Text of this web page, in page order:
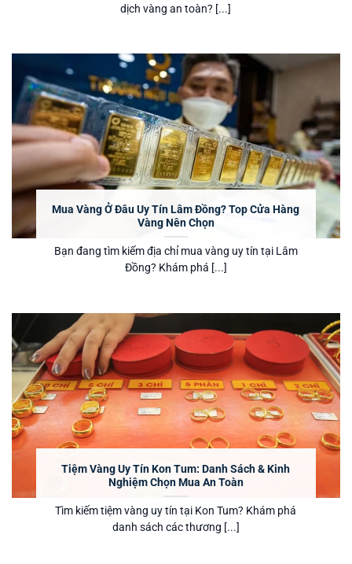
dịch vàng an toàn? [...]
Mua Vàng Ở Đâu Uy Tín Lâm Đồng? Top Cửa Hàng
Vàng Nên Chọn
Bạn đang tìm kiếm địa chỉ mua vàng uy tín tại Lâm
Đồng? Khám phá [...]
Tiệm Vàng Uy Tín Kon Tum: Danh Sách & Kinh
Nghiệm Chọn Mua An Toàn
Tìm kiếm tiệm vàng uy tín tại Kon Tum? Khám phá
danh sách các thương [...]